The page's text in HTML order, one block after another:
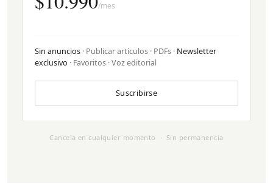
/mes
Sin anuncios · Publicar artículos · PDFs · Newsletter
exclusivo · Favoritos · Voz editorial
Suscribirse
Cancela en cualquier momento · Sin permanencia